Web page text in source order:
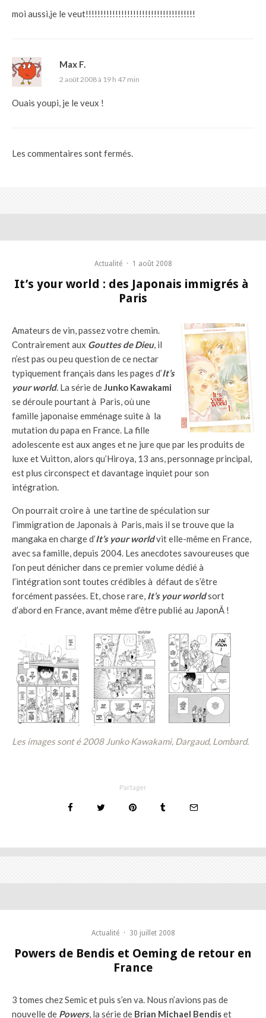
moi aussi,je le veut!!!!!!!!!!!!!!!!!!!!!!!!!!!!!!!!!!!!!
Max F.
2 août 2008 à 19 h 47 min
Ouais youpi, je le veux !
Les commentaires sont fermés.
Actualité · 1 août 2008
It’s your world : des Japonais immigrés à
Paris
Amateurs de vin, passez votre chemin.
Contrairement aux Gouttes de Dieu, il
n’est pas ou peu question de ce nectar
typiquement français dans les pages d’It’s
your world. La série deJunko Kawakami
se déroule pourtant à Paris, où une
famille japonaise emménage suite à la
mutation du papa en France. La fille
adolescente est aux anges et ne jure que par les produits de
luxe et Vuitton, alors qu’Hiroya, 13 ans, personnage principal,
est plus circonspect et davantage inquiet pour son
intégration.
On pourrait croire à une tartine de spéculation sur
l’immigration de Japonais à Paris, mais il se trouve que la
mangaka en charge d’It’s your worldvit elle-même en France,
avec sa famille, depuis 2004. Les anecdotes savoureuses que
l’on peut dénicher dans ce premier volume dédié à
l’intégration sont toutes crédibles à défaut de s’être
forcément passées. Et, chose rare, It’s your worldsort
d’abord en France, avant même d’être publié au JaponÂ !
Les images sont é 2008 Junko Kawakami, Dargaud, Lombard.
Partager
Actualité · 30 juillet 2008
Powers de Bendis et Oeming de retour en
France
3 tomes chez Semic et puis s’en va. Nous n’avions pas de
nouvelle de Powers, la série de Brian Michael Bendiset